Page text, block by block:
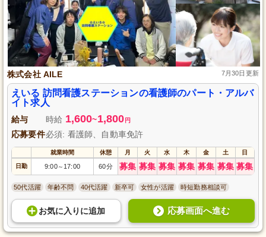
株式会社 AILE 7月30日更新
えいる 訪問看護ステーションの看護師のパート・アルバ
イト求人
給与 時給 1,600~1,800 円
応募要件必須: 看護師、自動車免許
就業時間 休憩 月 火 水 木 金 土 日
日勤 9:00～ 17:00 60分 募集 募集 募集 募集 募集 募集 募集
50代活躍 年齢不問 40代活躍 新卒可 女性が活躍 時短勤務相談可
お気に入り に追加 応募画面へ進む